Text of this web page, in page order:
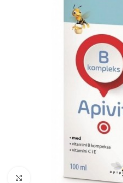
Kliknite za povećanje